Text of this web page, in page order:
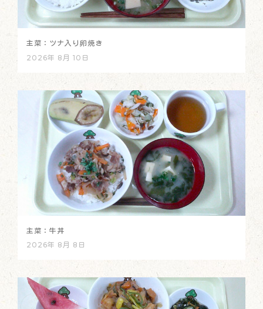
主菜：ツナ入り卵焼き
2026年 8月 10日
主菜：牛丼
2026年 8月 8日